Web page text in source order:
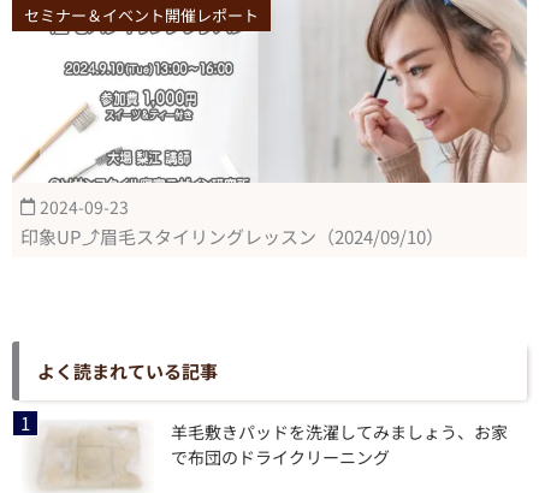
セミナー＆イベント開催レポート
2024-09-23
印象UP⤴眉毛スタイリングレッスン（2024/09/10）
よく読まれている記事
羊毛敷きパッドを洗濯してみましょう、お家
で布団のドライクリーニング